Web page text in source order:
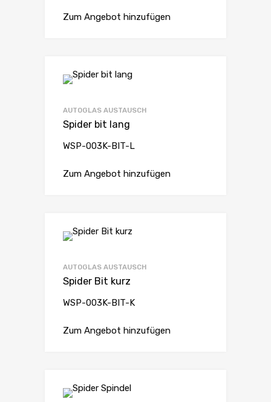
Zum Angebot hinzufügen
AUTOGLAS AUSTAUSCH
Spider bit lang
WSP-003K-BIT-L
Zum Angebot hinzufügen
AUTOGLAS AUSTAUSCH
Spider Bit kurz
WSP-003K-BIT-K
Zum Angebot hinzufügen